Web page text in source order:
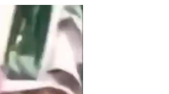
Khabarchalisa
Trending Now
देश दुनिया
शहर एवं राज्य